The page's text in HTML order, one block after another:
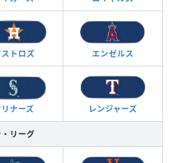
ストロズ エンゼルス
リナーズ レンジャーズ
・リーグ